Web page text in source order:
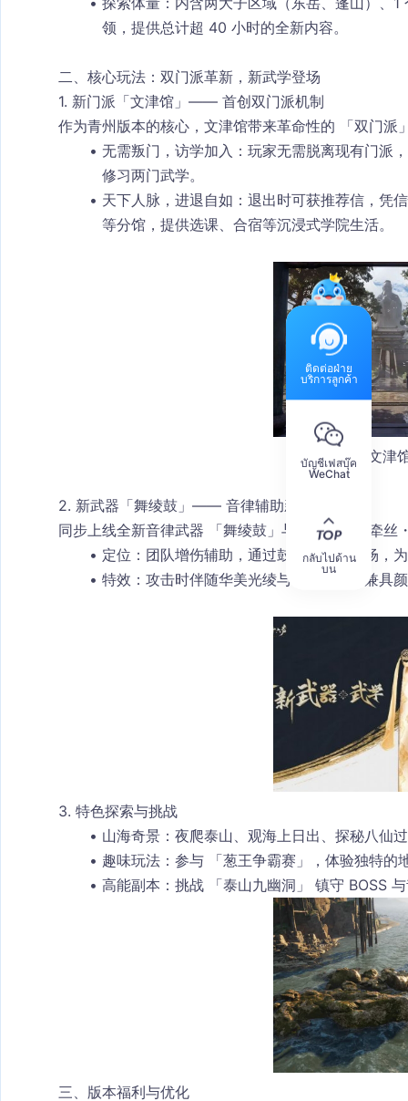
领，提供总计超 40 小时的全新内容。
二、核心玩法：双门派革新，新武学登场
1. 新门派「文津馆」—— 首创双门派机制
作为青州版本的核心， 文津馆带来革命性的 「双门派
无需叛门，访学加入 ：玩家无需脱离现有门派
修习两门武学。
天下人脉，进退自如 ：退出时可获推荐信，凭
等分馆，提供选课、合宿等沉浸式学院生活。
文津
2. 新武器「舞绫鼓」—— 音律辅助新流派
同步上线全新音律武器 「舞绫鼓」 与专属流派
「牵丝
定位 ：团队增伤辅助，通过鼓点与绫带控场，
特效 ：攻击时伴随华美光绫与音律特效，兼具
3. 特色探索与挑战
山海奇景：夜爬泰山、观海上日出、探秘八仙
趣味玩法：参与 「葱王争霸赛」，体验独特的
高能副本 ：挑战 「泰山九幽洞」 镇守 BOSS
三、版本福利与优化
ติดต่อฝ่าย
บริการลูกค้า
บัญชีเฟสบุ๊ค
WeChat
กลับไปด้าน
บน